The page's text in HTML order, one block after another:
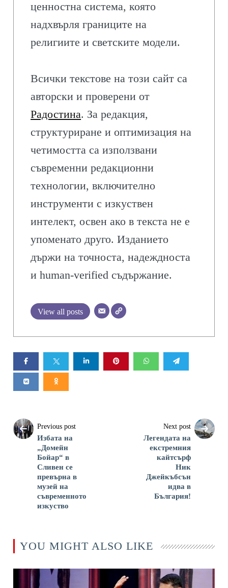
ценностна система, която
надхвърля границите на
религиите и светските модели.
Всички текстове на този сайт са
авторски и проверени от
Радостина. За редакция,
структуриране и оптимизация на
четимостта са използвани
съвременни редакционни
технологии, включително
инструменти с изкуствен
интелект, освен ако в текста не е
упоменато друго. Изданието
държи на точноста, надеждноста
и human-verified съдържание.
View all posts
Previous post
Избата на
„Домейн
Бойар“ в
Сливен се
превърна в
музей на
съвременното
изкуство
Next post
Легендата на
екстремния
кайтсърф
Ник
Джейкъбсън
идва в
България!
YOU MIGHT ALSO LIKE